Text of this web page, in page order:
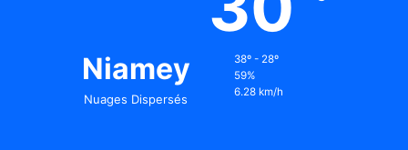
Niamey
Nuages Dispersés
38º - 28º
59%
6.28 km/h